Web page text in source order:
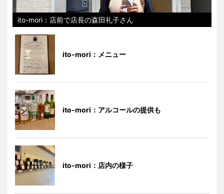
ito-mori：店前で店長の森田礼子さん
ito-mori：メニュー
ito-mori：アルコールの提供も
ito-mori：店内の様子